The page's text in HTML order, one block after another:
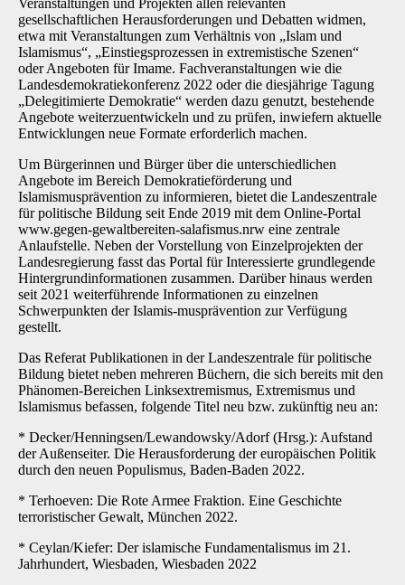
Veranstaltungen und Projekten allen re­levanten
gesellschaftlichen Herausforderungen und Debatten widmen,
etwa mit Veranstaltun­gen zum Verhältnis von „Islam und
Islamismus“, „Einstiegsprozessen in extremistische Sze­nen“
oder Angeboten für Imame. Fachveranstaltungen wie die
Landesdemokratiekonferenz 2022 oder die diesjährige Tagung
„Delegitimierte Demokratie“ werden dazu genutzt, beste­hende
Angebote weiterzuentwickeln und zu prüfen, inwiefern aktuelle
Entwicklungen neue Formate erforderlich machen.
Um Bürgerinnen und Bürger über die unterschiedlichen
Angebote im Bereich Demokratieför­derung und
Islamismusprävention zu informieren, bietet die Landeszentrale
für politische Bil­dung seit Ende 2019 mit dem Online-Portal
www.gegen-gewaltbereiten-salafismus.nrw eine zentrale
Anlaufstelle. Neben der Vorstellung von Einzelprojekten der
Landesregierung fasst das Portal für Interessierte grundlegende
Hintergrundinformationen zusammen. Darüber hin­aus werden
seit 2021 weiterführende Informationen zu einzelnen
Schwerpunkten der Islamis-musprävention zur Verfügung
gestellt.
Das Referat Publikationen in der Landeszentrale für politische
Bildung bietet neben mehreren Büchern, die sich bereits mit den
Phänomen-Bereichen Linksextremismus, Extremismus und
Islamismus befassen, folgende Titel neu bzw. zukünftig neu an:
* Decker/Henningsen/Lewandowsky/Adorf (Hrsg.): Aufstand
der Außenseiter. Die Her­ausforderung der europäischen Politik
durch den neuen Populismus, Baden-Baden 2022.
* Terhoeven: Die Rote Armee Fraktion. Eine Geschichte
terroristischer Gewalt, München 2022.
* Ceylan/Kiefer: Der islamische Fundamentalismus im 21.
Jahrhundert, Wiesbaden, Wiesbaden 2022